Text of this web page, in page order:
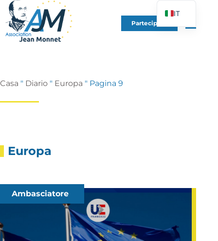
Partecipare
Casa " Diario " Europa " Pagina 9
Europa
Ambasciatore
IT
FR